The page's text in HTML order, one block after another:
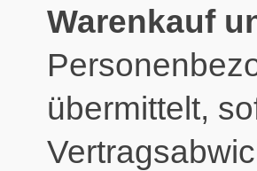
Warenkauf
übermittelt,